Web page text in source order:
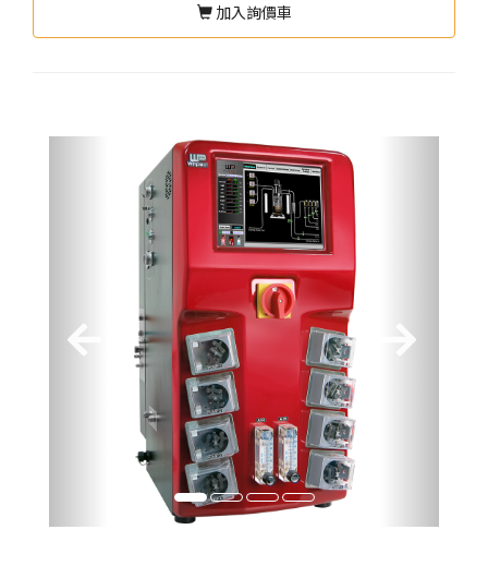
加入詢價車
Previous